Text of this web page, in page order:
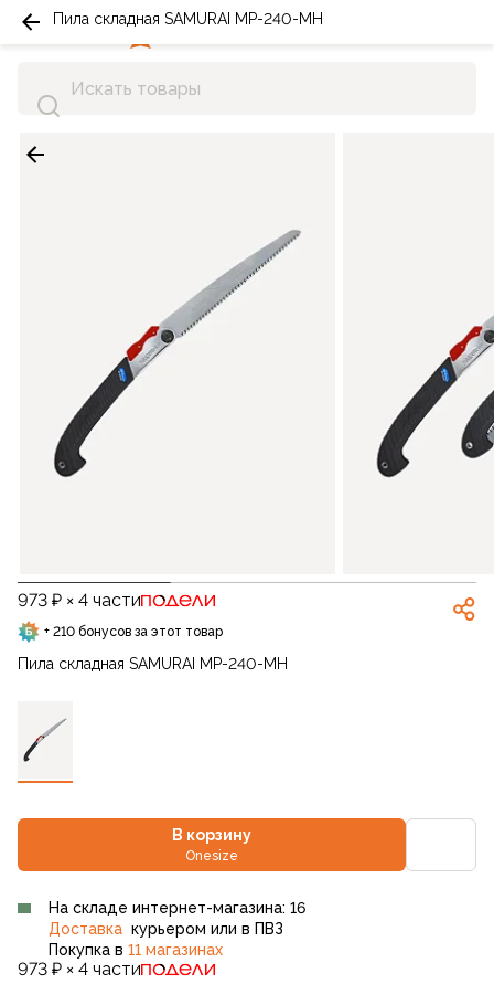
973 ₽ × 4 части
+ 210 бонусов за этот товар
Пила складная SAMURAI MP-240-MH
В корзину
Onesize
На складе интернет-магазина: 16
Доставка курьером или в ПВЗ
Покупка в 11 магазинах
973 ₽ × 4 части
Пила складная SAMURAI MP-240-MH